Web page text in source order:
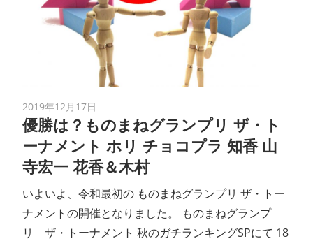
2019年12月17日
優勝は？ものまねグランプリ ザ・ト
ーナメント ホリ チョコプラ 知香 山
寺宏一 花香＆木村
いよいよ、令和最初の ものまねグランプリ ザ・トー
ナメントの開催となりました。 ものまねグランプ
リ ザ・トーナメント 秋のガチランキングSPにて 18